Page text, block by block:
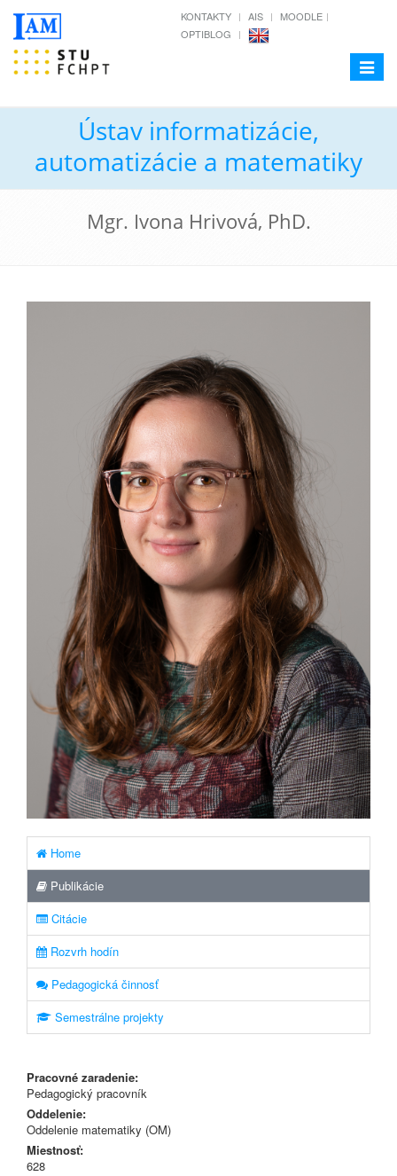
KONTAKTY AIS
MOODLE
OPTIBLOG
Toggle
Ústav informatizácie,
automatizácie a matematiky
Mgr. Ivona Hrivová, PhD.
Home
Publikácie
Citácie
Rozvrh hodín
Pedagogická činnosť
Semestrálne projekty
Pracovné zaradenie:
Pedagogický pracovník
Oddelenie:
Oddelenie matematiky (OM)
Miestnosť:
628